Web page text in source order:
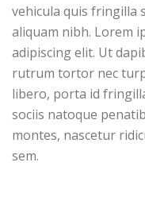
vehicula quis fringilla
aliquam nibh. Lorem
adipiscing elit. Ut
rutrum tortor nec
libero, porta id
sociis natoque
montes, nascetur
sem.